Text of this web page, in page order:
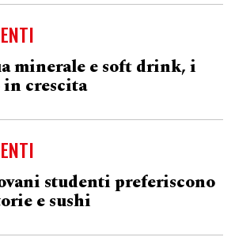
minerale e soft drink, i
crescita
studenti preferiscono
e sushi